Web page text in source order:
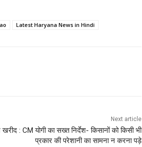
Latest Haryana News in Hindi
Next article
खरीद : CM योगी का सख्त निर्देश- किसानों को किसी भी
प्रकार की परेशानी का सामना न करना पड़े